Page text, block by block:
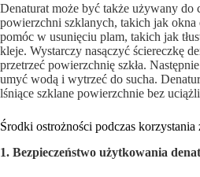
Denaturat może być także używany do
powierzchni szklanych, takich jak okna
pomóc w usunięciu plam, takich jak
kleje. Wystarczy nasączyć ściereczkę
przetrzeć powierzchnię szkła.
umyć wodą i wytrzeć do sucha.
lśniące szklane powierzchnie bez
Środki ostrożności podczas korzystania
1. Bezpieczeństwo użytkowania